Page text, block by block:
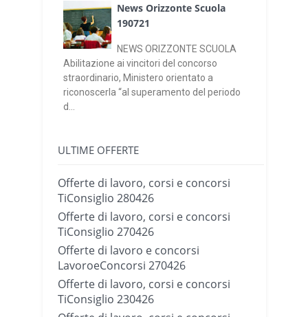
News Orizzonte Scuola
190721
NEWS ORIZZONTE SCUOLA
Abilitazione ai vincitori del concorso
straordinario, Ministero orientato a
riconoscerla “al superamento del periodo
d...
ULTIME OFFERTE
Offerte di lavoro, corsi e concorsi
TiConsiglio 280426
Offerte di lavoro, corsi e concorsi
TiConsiglio 270426
Offerte di lavoro e concorsi
LavoroeConcorsi 270426
Offerte di lavoro, corsi e concorsi
TiConsiglio 230426